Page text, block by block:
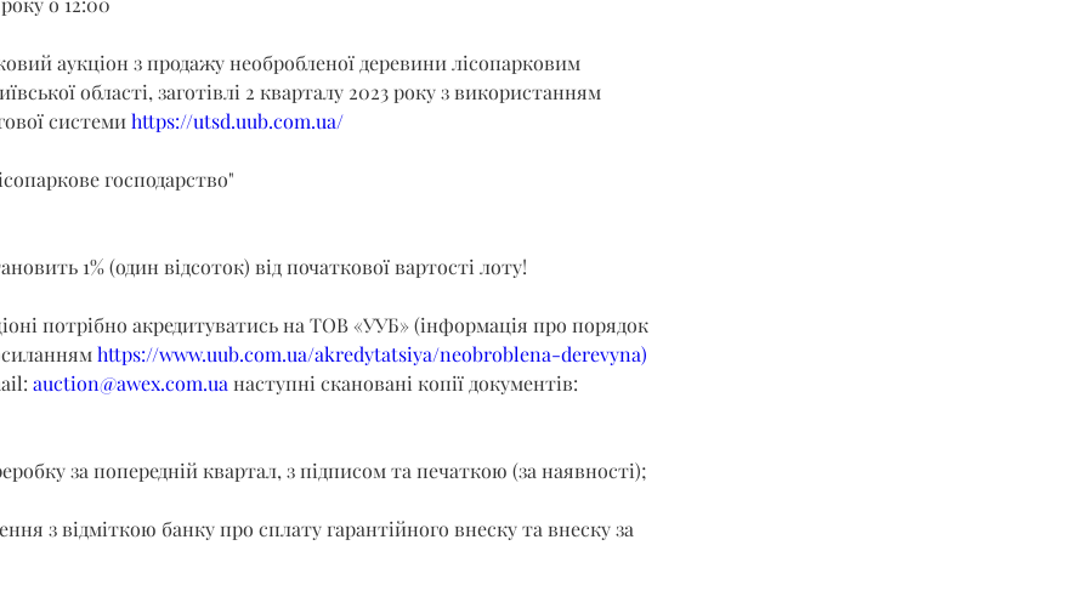
аукціон з продажу необробленої деревини лісопарковим
області, заготівлі 2 кварталу 2023 року з використанням
системи https://utsd.uub.com.ua/
господарство"
1% (один відсоток) від початкової вартості лоту!
потрібно акредитуватись на ТОВ «УУБ» (інформація про порядок
https://www.uub.com.ua/akredytatsiya/neobroblena-derevyna)
auction@awex.com.ua наступні скановані копії документів:
за попередній квартал, з підписом та печаткою (за наявності);
з відміткою банку про сплату гарантійного внеску та внеску за